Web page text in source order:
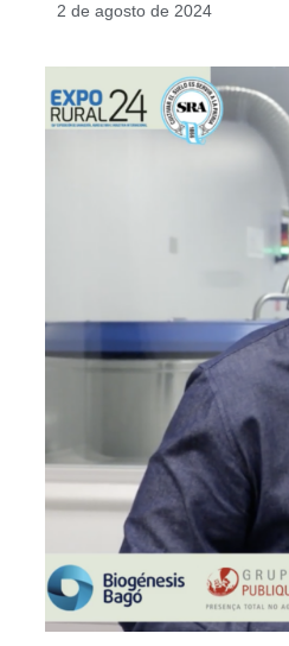
2 de agosto de 2024